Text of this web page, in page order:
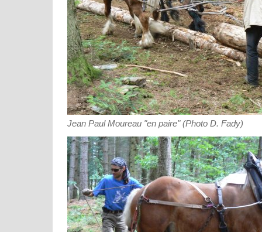
Jean Paul Moureau "en paire" (Photo D. Fady)